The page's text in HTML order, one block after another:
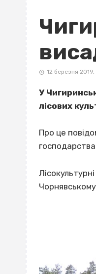
12 березня
У
лісових
Про це